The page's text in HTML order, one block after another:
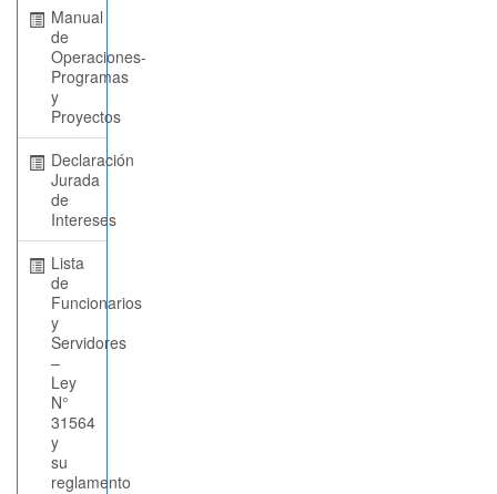
Manual
de
Operaciones-
Programas
y
Proyectos
Declaración
Jurada
de
Intereses
Lista
de
Funcionarios
y
Servidores
–
Ley
N°
31564
y
su
reglamento